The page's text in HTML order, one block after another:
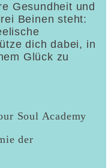
Gesundheit und
Beinen steht:
dich dabei, in
Glück zu